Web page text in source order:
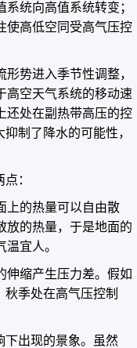
统向高值系统转变；
使高低空同受高气压控
势进入季节性调整，
高空天气系统的移动速
还处在副热带高压的控
制了降水的可能性，
：
上的热量可以自由散
放的热量，于是地面的
宜人。
伸缩产生压力差。假如
季处在高气压控制
下出现的景象。虽然